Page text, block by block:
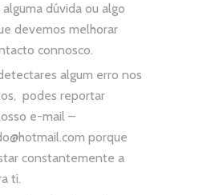
dúvida ou algo
devemos melhorar
connosco.
algum erro nos
podes reportar
e-mail –
porque
constantemente a
ti.